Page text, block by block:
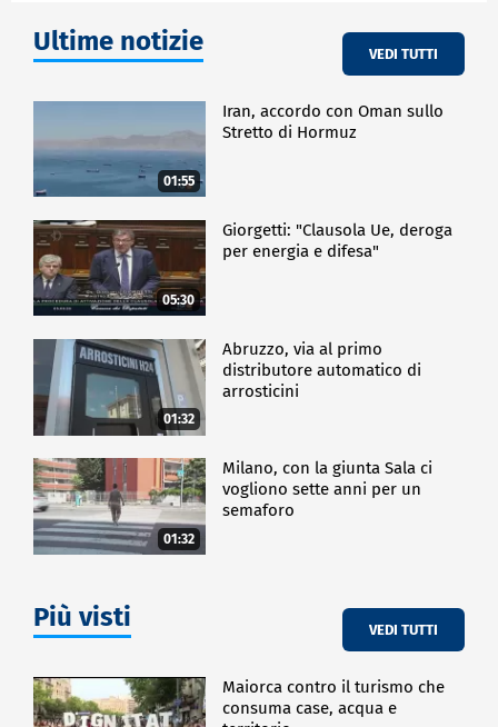
Ultime notizie VEDI TUTTI
01:55
Iran, accordo con Oman sullo
Stretto di Hormuz
05:30
Giorgetti: "Clausola Ue, deroga
per energia e difesa"
01:32
Abruzzo, via al primo
distributore automatico di
arrosticini
01:32
Milano, con la giunta Sala ci
vogliono sette anni per un
semaforo
Più visti VEDI TUTTI
Maiorca contro il turismo che
consuma case, acqua e